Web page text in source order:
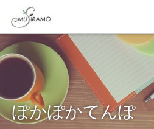
ぽかぽかてんぽ